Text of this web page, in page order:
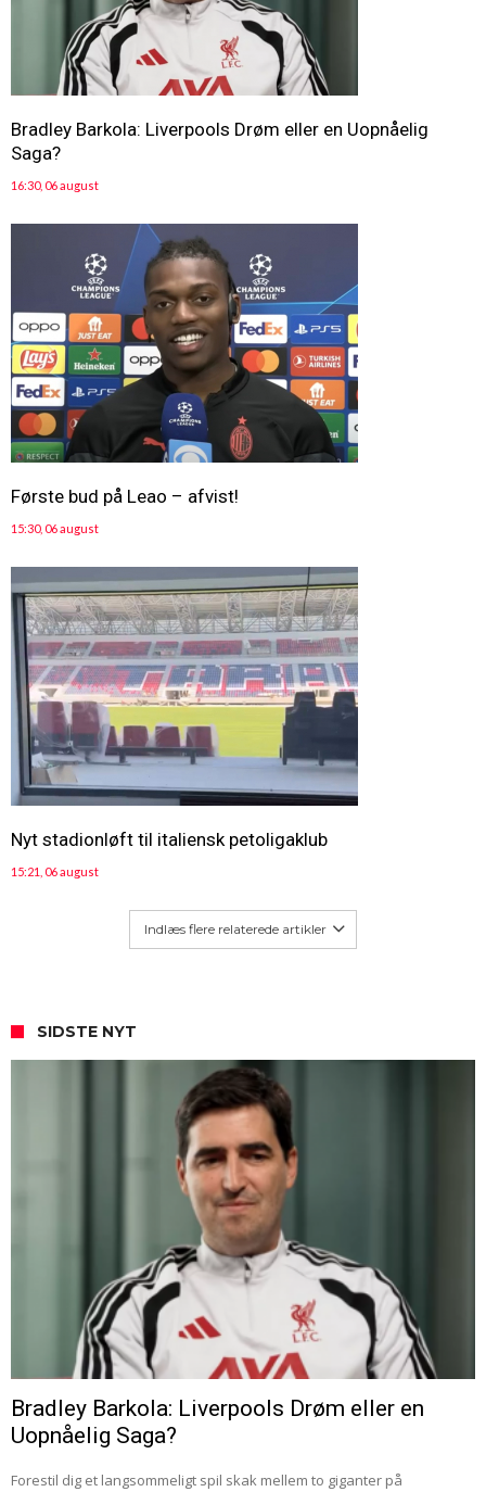
Bradley Barkola: Liverpools Drøm eller en Uopnåelig
Saga?
16:30, 06 august
Første bud på Leao – afvist!
15:30, 06 august
Nyt stadionløft til italiensk petoligaklub
15:21, 06 august
Indlæs flere relaterede artikler
SIDSTE NYT
Bradley Barkola: Liverpools Drøm eller en
Uopnåelig Saga?
Forestil dig et langsommeligt spil skak mellem to giganter på